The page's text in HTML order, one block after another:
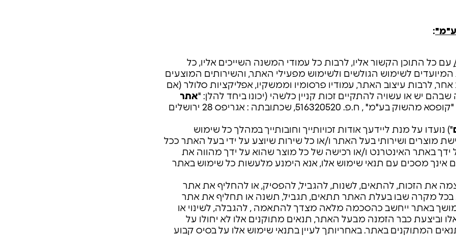
:
עם כל התוכן הקשור אליו, לרבות כל עמודי המשנה השייכים אליו, כל
לשימוש הגולשים ולשימוש מפעילי האתר, והשירותים המוצעים
לרבות עיצוב האתר, עמודיו פרסומיו וממשקיו, אפליקציות סלולר (אם
שבהם יש או עשויה להתקיים זכות קניין כלשהי (יכונו ביחד להלן: "אתר
"), הינו אתר אינטרנט אשר בבעלות "קופסא מהשוק בע"מ" , ח.פ. 516320520, שכתובתה : אגריפס 28 ירושלים
") נועדו על מנת ליידעך אודות זכויותייך וחובותייך במהלך כל שימוש
מוצרים ושירותי בעל האתר ו/או כל שירות שיוצע על ידי בעל האתר ככל
באתר האינטרנט ו/או רכישה של כל מוצר שהוא על ידך מהווה את
מסכים עם תנאי שימוש אלו, אנא הימנע מלעשות כל שימוש באתר
את הזכות, להתאים, לשנות, להגביל, להפסיק, או להחליף את אתר
בכל מקרה שבו בעלת האתר תתאים, תגביל, תשנה או תחליף את אתר
באתר ייחשב כהסכמה מלאה מצדך להתאמה , להגבלה, לשינוי או
וביצעת כבר הזמנה מבעל האתר, תנאים מתוקנים אלו לא יחולו על
המתוקנים באתר. באחריותך לעיין בתנאי שימוש אלו על בסיס קבוע